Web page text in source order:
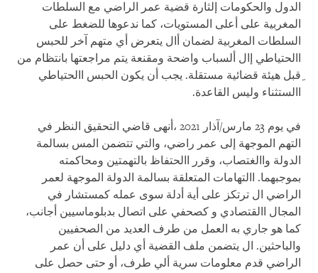
الدول والحكومات إلثارة قضية عمر الراضي مع السلطات
المغربية على أعلى المستويات، كما ندعوها للضغط على
السلطات المغربية لضمان أال يتعرض أي متهم آخر للحبس
االحتياطي إال ألسباب واضحة ومقنعة يتم مراجعتها بانتظام من
ِقبل هيئة قضائية مستقلة. يجب أن يكون الحبس االحتياطي
االستثناء وليس القاعدة.
في يوم 23 مارس/آذار 2021 ،أنهى قاضي التحقيق النظر في
التهم الموجهة إلى عمر راضي، والتي تتضمن المس بسالمة
الدولة واالغتصاب، وقرر االحتفاظ بالتهمتين ومحاكمته
بموجبهما. االتهامات المتعلقة بسالمة الدولة الموجهة لعمر
الراضي ال ترتكز على أية أدلة سوى عمله كمستشار في
المجال االقتصادي و كصحفي على اتصال بدبلوماسيين أجانب،
كما هو جاري به العمل من طرف العديد من الصحفيين
والباحثين. ال يتضمن ملف القضية أي دليل على أن عمر
الراضي قدم معلومات سرية ألي طرف، أو حتى حصل على